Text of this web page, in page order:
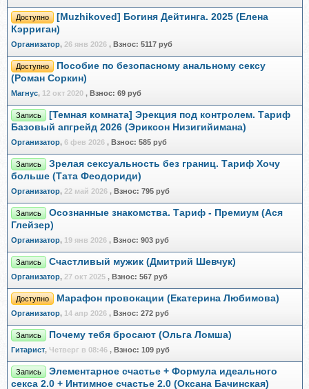
Доступно
[Muzhikoved] Богиня Дейтинга. 2025 (Елена
Кэрриган)
Организатор, 26 янв 2026 , Взнос: 5117 руб
Доступно
Пособие по безопасному анальному сексу
(Роман Соркин)
Магнус, 12 окт 2020 , Взнос: 69 руб
Запись
[Темная комната] Эрекция под контролем. Тариф
Базовый апгрейд 2026 (Эриксон Низигийимана)
Организатор, 6 фев 2026 , Взнос: 585 руб
Запись
Зрелая сексуальность без границ. Тариф Хочу
больше (Тата Феодориди)
Организатор, 22 май 2026 , Взнос: 795 руб
Запись
Осознанные знакомства. Тариф - Премиум (Ася
Глейзер)
Организатор, 19 янв 2026 , Взнос: 903 руб
Запись Счастливый мужик (Дмитрий Шевчук)
Организатор, 27 окт 2025 , Взнос: 567 руб
Доступно Марафон провокации (Екатерина Любимова)
Организатор, 14 апр 2026 , Взнос: 272 руб
Запись Почему тебя бросают (Ольга Ломша)
Гитарист, Четверг в 08:46 , Взнос: 109 руб
Запись
Элементарное счастье + Формула идеального
секса 2.0 + Интимное счастье 2.0 (Оксана Бачинская)